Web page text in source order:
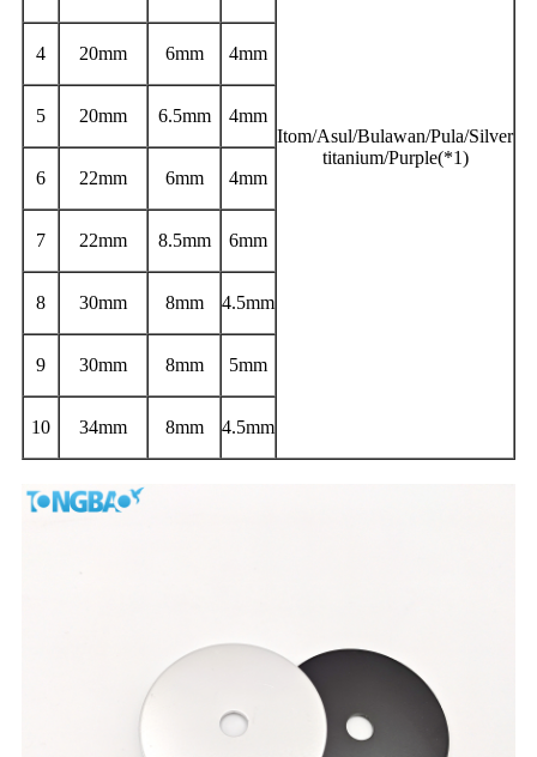
Itom/Asul/Bulawan/Pula/Silver
titanium/Purple(*1)
4 20mm 6mm 4mm
5 20mm 6.5mm 4mm
6 22mm 6mm 4mm
7 22mm 8.5mm 6mm
8 30mm 8mm 4.5mm
9 30mm 8mm 5mm
10 34mm 8mm 4.5mm